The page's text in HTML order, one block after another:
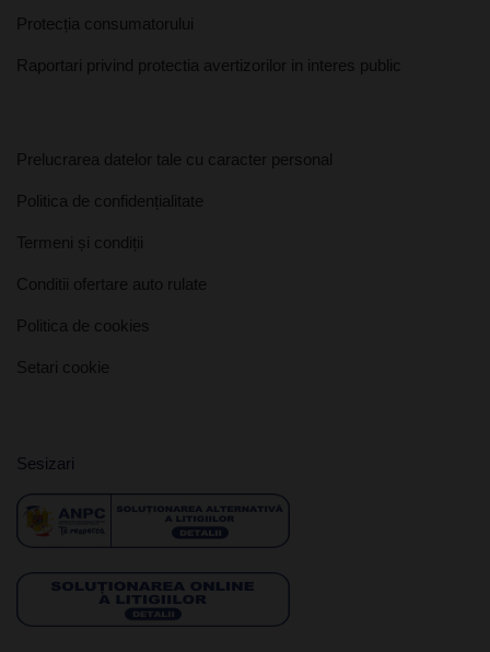
Protecția consumatorului
Raportari privind protectia avertizorilor in interes public
Prelucrarea datelor tale cu caracter personal
Politica de confidențialitate
Termeni și condiții
Conditii ofertare auto rulate
Politica de cookies
Setari cookie
Sesizari